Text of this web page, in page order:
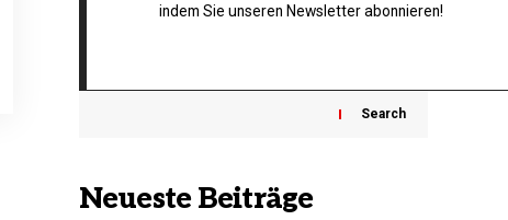
indem Sie unseren Newsletter abonnieren!
Search
Neueste Beiträge